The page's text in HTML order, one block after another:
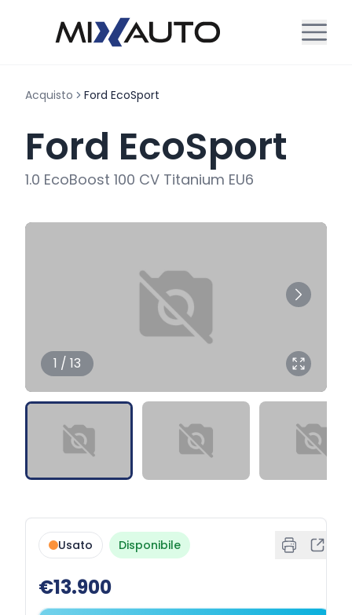
Acquisto Ford EcoSport
Ford EcoSport
1.0 EcoBoost 100 CV Titanium EU6
1 / 13
Usato Disponibile
€13.900